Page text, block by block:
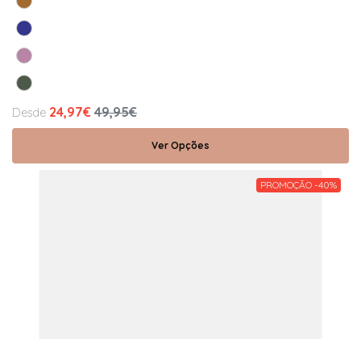
Desde 24,97€ 49,95€
Ver Opções
PROMOÇÃO -40%